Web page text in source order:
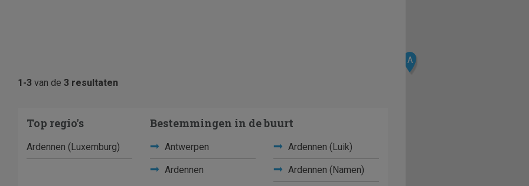
1-3 van de 3 resultaten
Top regio's
Ardennen (Luxemburg)
Bestemmingen in de buurt
Antwerpen Ardennen (Luik)
Ardennen
Ardennen (Namen)
A